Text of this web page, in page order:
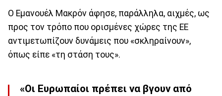
Ο Εμανουέλ Μακρόν άφησε, παράλληλα, αιχμές, ως
προς τον τρόπο που ορισμένες χώρες της ΕΕ
αντιμετωπίζουν δυνάμεις που «σκληραίνουν»,
όπως είπε «τη στάση τους».
«Οι Ευρωπαίοι πρέπει να βγουν από